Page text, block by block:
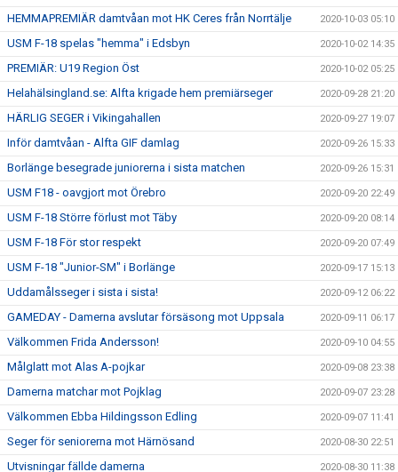
HEMMAPREMIÄR damtvåan mot HK Ceres från Norrtälje 2020-10-03 05:10
USM F-18 spelas "hemma" i Edsbyn 2020-10-02 14:35
PREMIÄR: U19 Region Öst 2020-10-02 05:25
Helahälsingland.se: Alfta krigade hem premiärseger 2020-09-28 21:20
HÄRLIG SEGER i Vikingahallen 2020-09-27 19:07
Inför damtvåan - Alfta GIF damlag 2020-09-26 15:33
Borlänge besegrade juniorerna i sista matchen 2020-09-26 15:31
USM F18 - oavgjort mot Örebro 2020-09-20 22:49
USM F-18 Större förlust mot Täby 2020-09-20 08:14
USM F-18 För stor respekt 2020-09-20 07:49
USM F-18 "Junior-SM" i Borlänge 2020-09-17 15:13
Uddamålsseger i sista i sista! 2020-09-12 06:22
GAMEDAY - Damerna avslutar försäsong mot Uppsala 2020-09-11 06:17
Välkommen Frida Andersson! 2020-09-10 04:55
Målglatt mot Alas A-pojkar 2020-09-08 23:38
Damerna matchar mot Pojklag 2020-09-07 23:28
Välkommen Ebba Hildingsson Edling 2020-09-07 11:41
Seger för seniorerna mot Härnösand 2020-08-30 22:51
Utvisningar fällde damerna 2020-08-30 11:38